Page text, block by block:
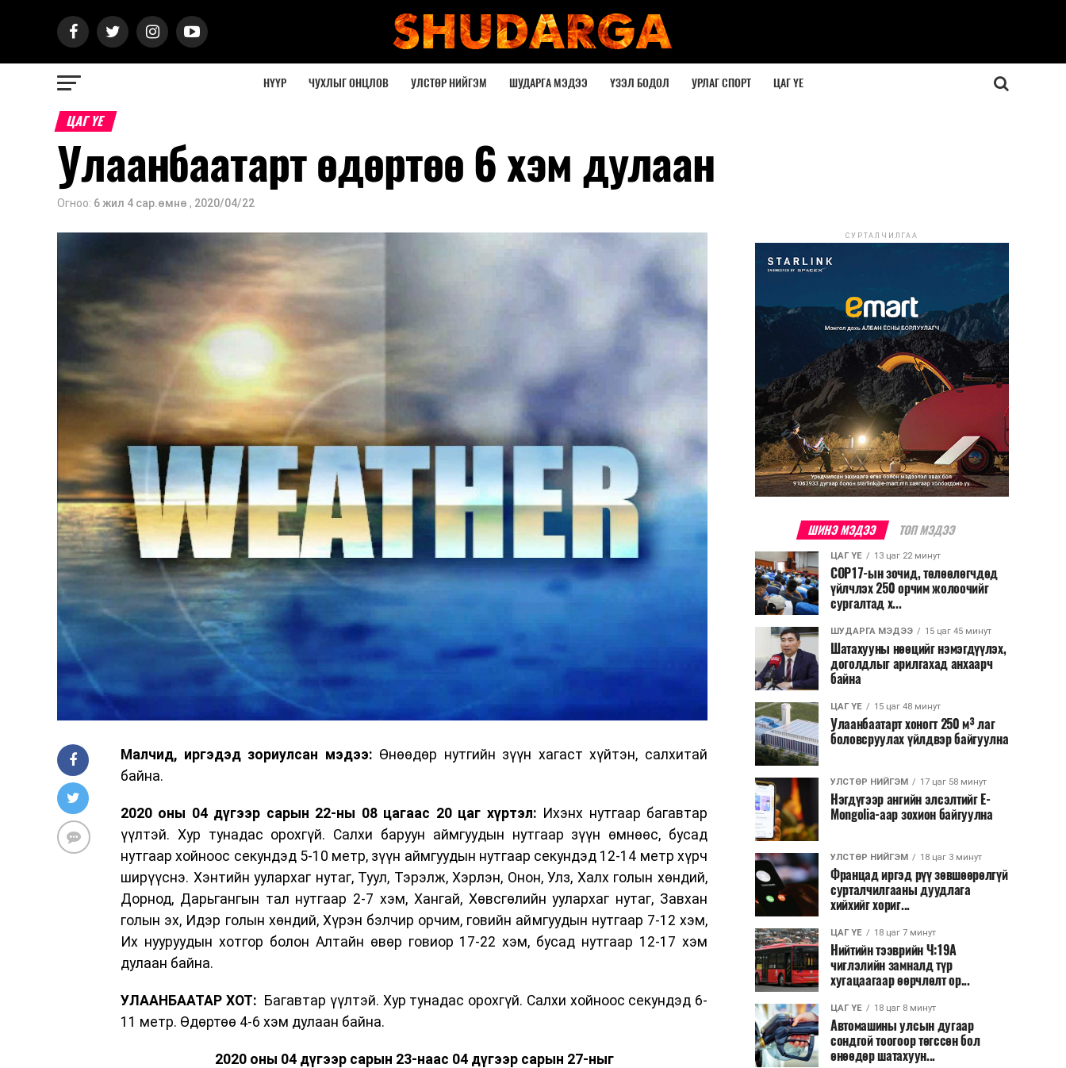
НҮҮР ЧУХЛЫГ ОНЦЛОВ УЛСТӨР НИЙГЭМ ШУДАРГА МЭДЭЭ ҮЗЭЛ БОДОЛ УРЛАГ СПОРТ ЦАГ ҮЕ
ЦАГ ҮЕ
Улаанбаатарт өдөртөө 6 хэм дулаан
Огноо: 6 жил 4 сар.өмнө , 2020/04/22
Малчид, иргэдэд зориулсан мэдээ: Өнөөдөр нутгийн зүүн хагаст хүйтэн, салхитай
байна.
2020 оны 04 дүгээр сарын 22-ны 08 цагаас 20 цаг хүртэл: Ихэнх нутгаар багавтар
үүлтэй. Хур тунадас орохгүй. Салхи баруун аймгуудын нутгаар зүүн өмнөөс, бусад
нутгаар хойноос секундэд 5-10 метр, зүүн аймгуудын нутгаар секундэд 12-14 метр хүрч
ширүүснэ. Хэнтийн уулархаг нутаг, Туул, Тэрэлж, Хэрлэн, Онон, Улз, Халх голын хөндий,
Дорнод, Дарьгангын тал нутгаар 2-7 хэм, Хангай, Хөвсгөлийн уулархаг нутаг, Завхан
голын эх, Идэр голын хөндий, Хүрэн бэлчир орчим, говийн аймгуудын нутгаар 7-12 хэм,
Их нууруудын хотгор болон Алтайн өвөр говиор 17-22 хэм, бусад нутгаар 12-17 хэм
дулаан байна.
УЛААНБААТАР ХОТ: Багавтар үүлтэй. Хур тунадас орохгүй. Салхи хойноос секундэд 6-
11 метр. Өдөртөө 4-6 хэм дулаан байна.
2020 оны 04 дүгээр сарын 23-наас 04 дүгээр сарын 27-ныг
СУРТАЛЧИЛГАА
ШИНЭ МЭДЭЭ ТОП МЭДЭЭ
ЦАГ ҮЕ 13 цаг 22 минут
COP17-ын зочид, төлөөлөгчдөд
үйлчлэх 250 орчим жолоочийг
сургалтад х...
ШУДАРГА МЭДЭЭ 15 цаг 45 минут
Шатахууны нөөцийг нэмэгдүүлэх,
доголдлыг арилгахад анхаарч
байна
ЦАГ ҮЕ 15 цаг 48 минут
Улаанбаатарт хоногт 250 м³ лаг
боловсруулах үйлдвэр байгуулна
УЛСТӨР НИЙГЭМ 17 цаг 58 минут
Нэгдүгээр ангийн элсэлтийг E-
Mongolia-аар зохион байгуулна
УЛСТӨР НИЙГЭМ 18 цаг 3 минут
Францад иргэд рүү зөвшөөрөлгүй
сурталчилгааны дуудлага
хийхийг хориг...
ЦАГ ҮЕ 18 цаг 7 минут
Нийтийн тээврийн Ч:19А
чиглэлийн замналд түр
хугацаагаар өөрчлөлт ор...
ЦАГ ҮЕ 18 цаг 8 минут
Автомашины улсын дугаар
сондгой тоогоор төгссөн бол
өнөөдөр шатахуун...